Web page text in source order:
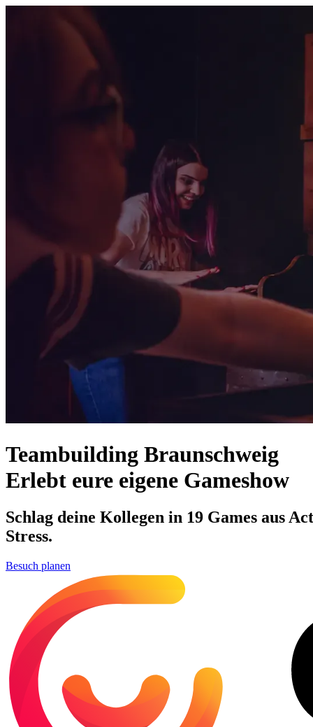
Teambuilding Braunschweig
Erlebt eure eigene Gameshow
Schlag deine Kollegen in 19 Games aus
Stress.
Besuch planen